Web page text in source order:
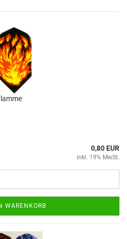
0,80 EUR
inkl. 19% MwSt.
WARENKORB